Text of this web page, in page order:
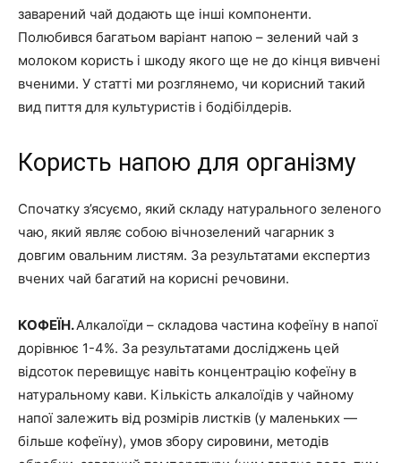
заварений чай додають ще інші компоненти.
Полюбився багатьом варіант напою – зелений чай з
молоком користь і шкоду якого ще не до кінця вивчені
вченими. У статті ми розглянемо, чи корисний такий
вид пиття для культуристів і бодібілдерів.
Користь напою для організму
Спочатку з’ясуємо, який складу натурального зеленого
чаю, який являє собою вічнозелений чагарник з
довгим овальним листям. За результатами експертиз
вчених чай багатий на корисні речовини.
КОФЕЇН.Алкалоїди – складова частина кофеїну в напої
дорівнює 1-4%. За результатами досліджень цей
відсоток перевищує навіть концентрацію кофеїну в
натуральному кави. Кількість алкалоїдів у чайному
напої залежить від розмірів листків (у маленьких —
більше кофеїну), умов збору сировини, методів